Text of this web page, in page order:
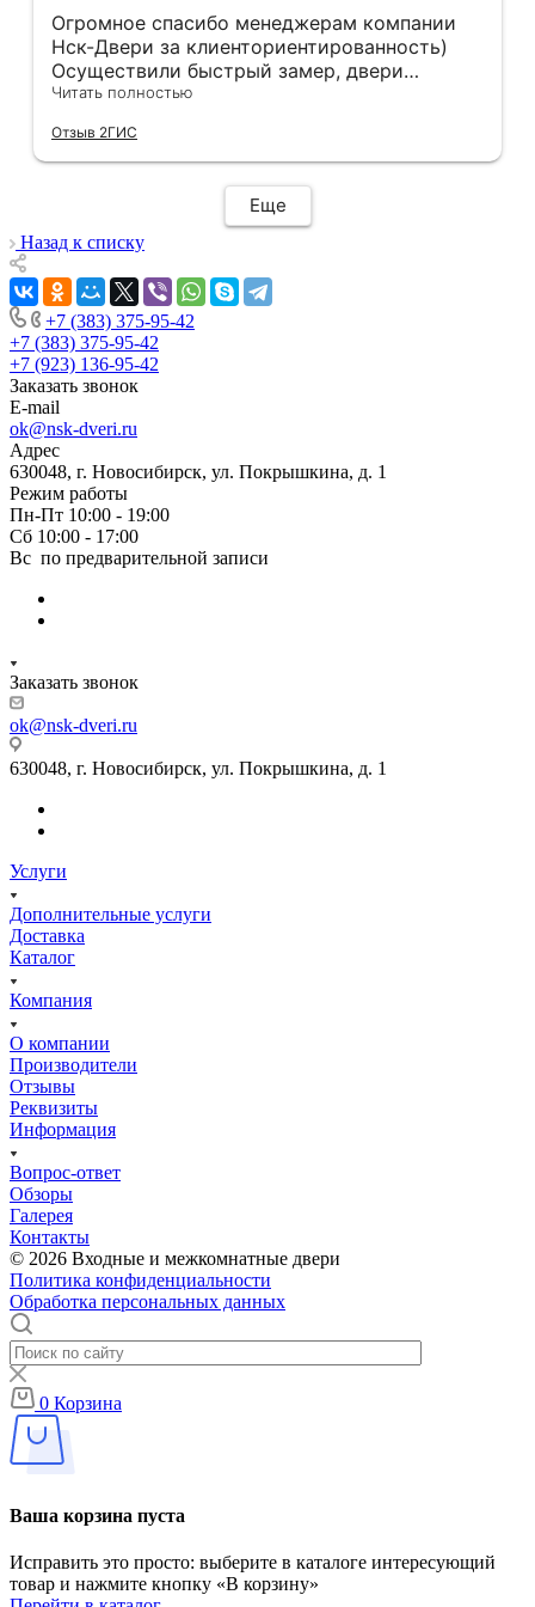
Огромное спасибо менеджерам компании
Нск-Двери за клиенториентированность)
Осуществили быстрый замер, двери
оказались в наличии. По доставке
компанию, где я могу указать удобный для
меня интервал времени, а не ждать весь
день🙏 Не могу не отметить качественный
монтаж дверей, спасибо мастеру Антону за
его труд!!!
Читать полностью
Отзыв 2ГИС
Еще
Назад к списку
+7 (383) 375-95-42
+7 (383) 375-95-42
+7 (923) 136-95-42
Заказать звонок
E-mail
ok@nsk-dveri.ru
Адрес
630048, г. Новосибирск, ул. Покрышкина, д. 1
Режим работы
Пн-Пт 10:00 - 19:00
Сб 10:00 - 17:00
Вс по предварительной записи
Заказать звонок
ok@nsk-dveri.ru
630048, г. Новосибирск, ул. Покрышкина, д. 1
Услуги
Дополнительные услуги
Доставка
Каталог
Компания
О компании
Производители
Отзывы
Реквизиты
Информация
Вопрос-ответ
Обзоры
Галерея
Контакты
© 2026 Входные и межкомнатные двери
Политика конфиденциальности
Обработка персональных данных
0 Корзина
Ваша корзина пуста
Исправить это просто: выберите в каталоге интересующий
товар и нажмите кнопку «В корзину»